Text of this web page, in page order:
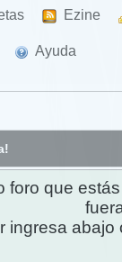
Ezine
Ayuda
foro que
ingresa